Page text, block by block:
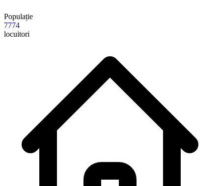
Populație
7774
locuitori